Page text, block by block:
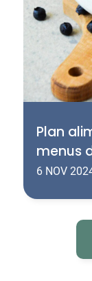
Plan
menus
6 NOV